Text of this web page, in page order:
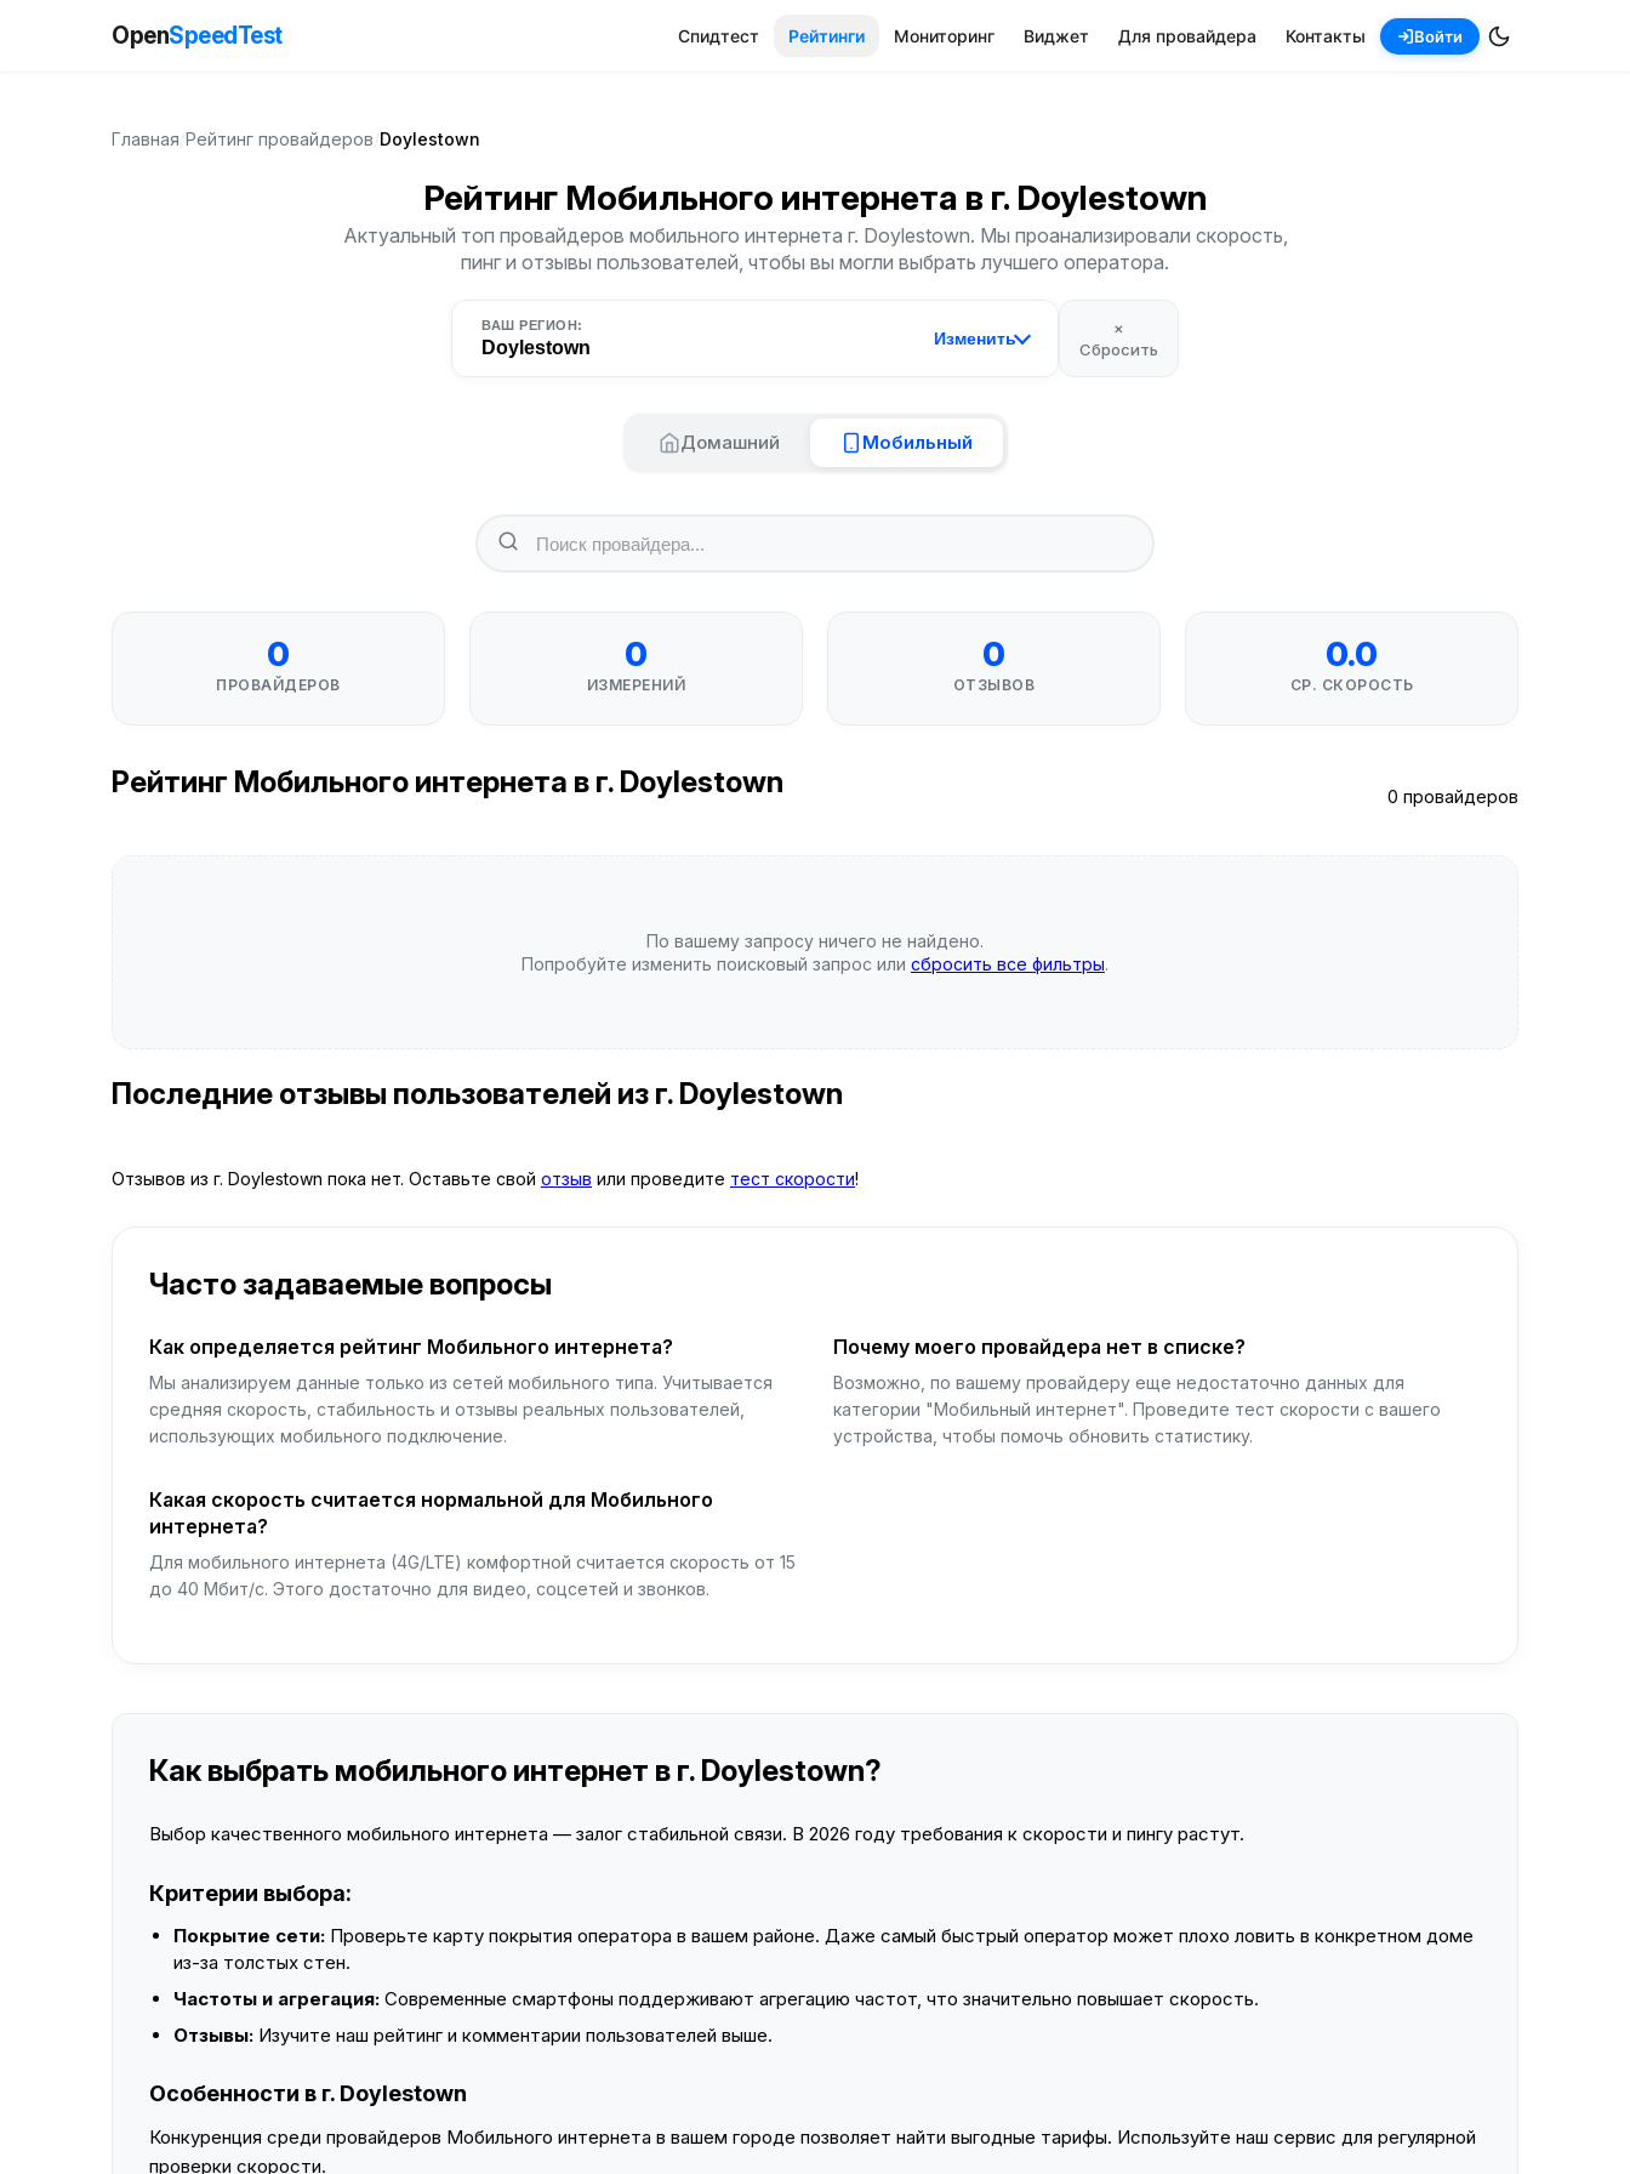
OpenSpeedTest Спидтест Рейтинги Мониторинг Виджет Для провайдера Контакты Войти
Главная Рейтинг провайдеров Doylestown
Рейтинг Мобильного интернета в г. Doylestown
Актуальный топ провайдеров мобильного интернета г. Doylestown. Мы проанализировали скорость,
пинг и отзывы пользователей, чтобы вы могли выбрать лучшего оператора.
ВАШ РЕГИОН:
Doylestown Изменить
×
Сбросить
Домашний Мобильный
0
ПРОВАЙДЕРОВ
0
ИЗМЕРЕНИЙ
0
ОТЗЫВОВ
0.0
СР. СКОРОСТЬ
Рейтинг Мобильного интернета в г. Doylestown 0 провайдеров
По вашему запросу ничего не найдено.
Попробуйте изменить поисковый запрос или сбросить все фильтры.
Последние отзывы пользователей из г. Doylestown
Отзывов из г. Doylestown пока нет. Оставьте свой отзыв или проведите тест скорости!
Часто задаваемые вопросы
Как определяется рейтинг Мобильного интернета?
Мы анализируем данные только из сетей мобильного типа. Учитывается
средняя скорость, стабильность и отзывы реальных пользователей,
использующих мобильного подключение.
Почему моего провайдера нет в списке?
Возможно, по вашему провайдеру еще недостаточно данных для
категории "Мобильный интернет". Проведите тест скорости с вашего
устройства, чтобы помочь обновить статистику.
Какая скорость считается нормальной для Мобильного
интернета?
Для мобильного интернета (4G/LTE) комфортной считается скорость от 15
до 40 Мбит/с. Этого достаточно для видео, соцсетей и звонков.
Как выбрать мобильного интернет в г. Doylestown?
Выбор качественного мобильного интернета — залог стабильной связи. В 2026 году требования к скорости и пингу растут.
Критерии выбора:
Покрытие сети: Проверьте карту покрытия оператора в вашем районе. Даже самый быстрый оператор может плохо ловить в конкретном доме
из-за толстых стен.
Частоты и агрегация: Современные смартфоны поддерживают агрегацию частот, что значительно повышает скорость.
Отзывы: Изучите наш рейтинг и комментарии пользователей выше.
Особенности в г. Doylestown
Конкуренция среди провайдеров Мобильного интернета в вашем городе позволяет найти выгодные тарифы. Используйте наш сервис для регулярной
проверки скорости.